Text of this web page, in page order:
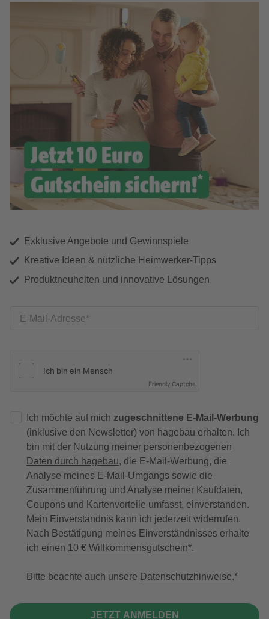
Exklusive Angebote und Gewinnspiele
Kreative Ideen & nützliche Heimwerker-Tipps
Produktneuheiten und innovative Lösungen
E-Mail-Adresse
Friendly Captcha
Ich möchte auf mich zugeschnittene E-Mail-Werbung
(inklusive den Newsletter) von hagebau erhalten. Ich
bin mit der Nutzung meiner personenbezogenen
Daten durch hagebau, die E-Mail-Werbung, die
Analyse meines E-Mail-Umgangs sowie die
Zusammenführung und Analyse meiner Kaufdaten,
Coupons und Kartenvorteile umfasst, einverstanden.
Mein Einverständnis kann ich jederzeit widerrufen.
Nach Bestätigung meines Einverständnisses erhalte
ich einen 10 € Willkommensgutschein*.
Bitte beachte auch unsere Datenschutzhinweise.
JETZT ANMELDEN